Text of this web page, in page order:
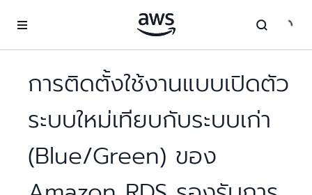
การติดตั้งใช้งานแบบเปิดตัว
ระบบใหม่เทียบกับระบบเก่า
(Blue/Green) ของ